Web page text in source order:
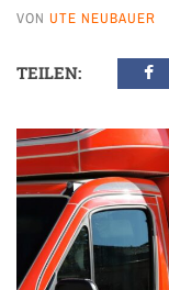
VON UTE NEUBAUER
TEILEN: